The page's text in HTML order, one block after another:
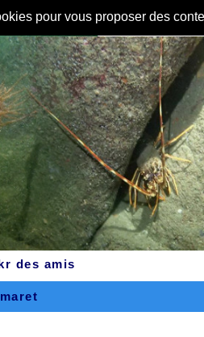
pour vous proposer des
des amis